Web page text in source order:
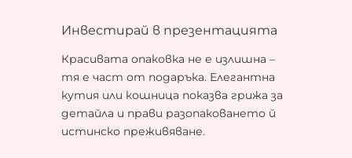
Инвестирай в презентацията
Красивата опаковка не е излишна –
тя е част от подаръка. Елегантна
кутия или кошница показва грижа за
детайла и прави разопаковането й
истинско преживяване.